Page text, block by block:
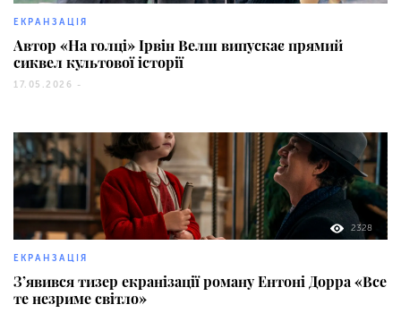
ЕКРАНЗАЦІЯ
Автор «На голці» Ірвін Велш випускає прямий
сиквел культової історії
17.05.2026 -
2328
ЕКРАНЗАЦІЯ
З’явився тизер екранізації роману Ентоні Дорра «Все
те незриме світло»